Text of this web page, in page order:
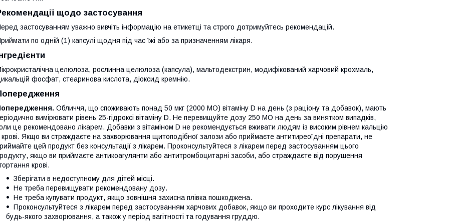
щодо застосування
застосуванням уважно вивчіть інформацію на етикетці та строго дотримуйтесь рекомендацій.
по одній (1) капсулі щодня під час їжі або за призначенням лікаря.
целюлоза, рослинна целюлоза (капсула), мальтодекстрин, модифікований харчовий крохмаль,
фосфат, стеаринова кислота, діоксид кремнію.
Обличчя, що споживають понад 50 мкг (2000 МО) вітаміну D на день (з раціону та добавок), мають
вимірювати рівень 25-гідроксі вітаміну D. Не перевищуйте дозу 250 МО на день за винятком випадків,
це рекомендовано лікарем. Добавки з вітаміном D не рекомендується вживати людям із високим рівнем кальцію
крові. Якщо ви страждаєте на захворювання щитоподібної залози або приймаєте антитиреоїдні препарати, не
цей продукт без консультації з лікарем. Проконсультуйтеся з лікарем перед застосуванням цього
якщо ви приймаєте антикоагулянти або антитромбоцитарні засоби, або страждаєте від порушення
крові.
Зберігати в недоступному для дітей місці.
Не треба перевищувати рекомендовану дозу.
Не треба купувати продукт, якщо зовнішня захисна плівка пошкоджена.
Проконсультуйтеся з лікарем перед застосуванням харчових добавок, якщо ви проходите курс лікування від
будь-якого захворювання, а також у період вагітності та годування груддю.